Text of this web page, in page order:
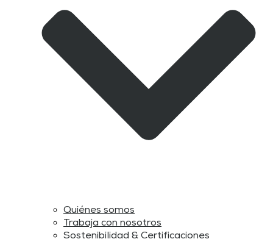
Quiénes somos
Trabaja con nosotros
Sostenibilidad & Certificaciones